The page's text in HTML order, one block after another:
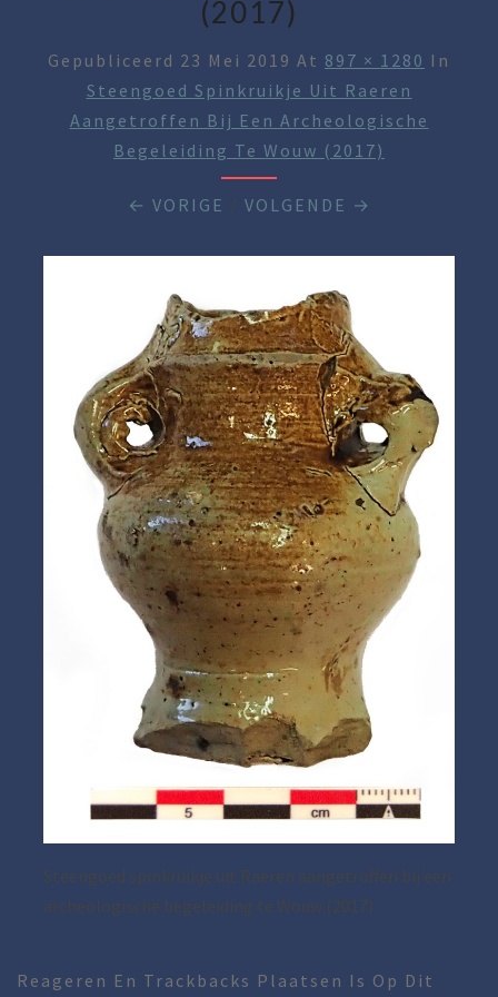
(2017)
Gepubliceerd 23 Mei 2019 At 897 × 1280 In
Steengoed Spinkruikje Uit Raeren
Aangetroffen Bij Een Archeologische
Begeleiding Te Wouw (2017)
← VORIGE / VOLGENDE →
Steengoed spinkruikje uit Raeren aangetroffen bij een
archeologische begeleiding te Wouw (2017)
Reageren En Trackbacks Plaatsen Is Op Dit